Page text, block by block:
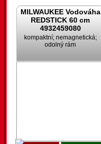
MILWAUKEE Vodováha
REDSTICK 60 cm
4932459080
kompaktní; nemagnetická;
odolný rám